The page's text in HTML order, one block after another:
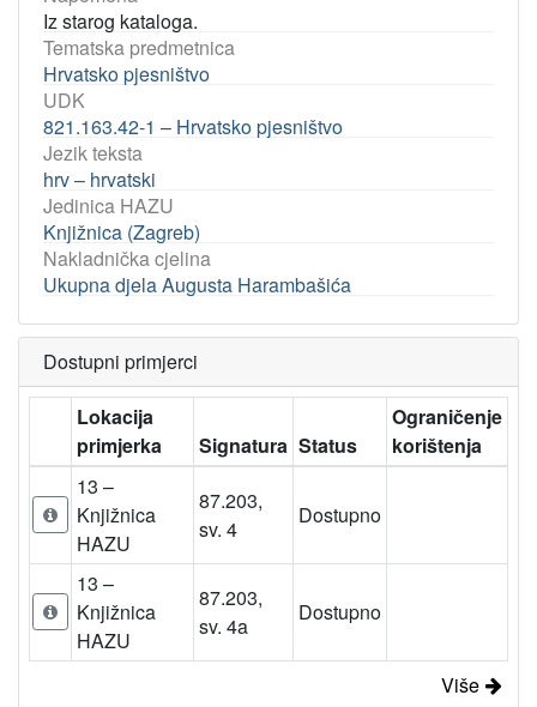
Iz starog kataloga.
Tematska predmetnica
Hrvatsko pjesništvo
UDK
821.163.42-1 – Hrvatsko pjesništvo
Jezik teksta
hrv – hrvatski
Jedinica HAZU
Knjižnica (Zagreb)
Nakladnička cjelina
Ukupna djela Augusta Harambašića
Dostupni primjerci
Lokacija
primjerka
Signatura Status
Ograničenje
korištenja
13 –
Knjižnica
HAZU
87.203,
sv. 4
Dostupno
13 –
Knjižnica
HAZU
87.203,
sv. 4a
Dostupno
Više